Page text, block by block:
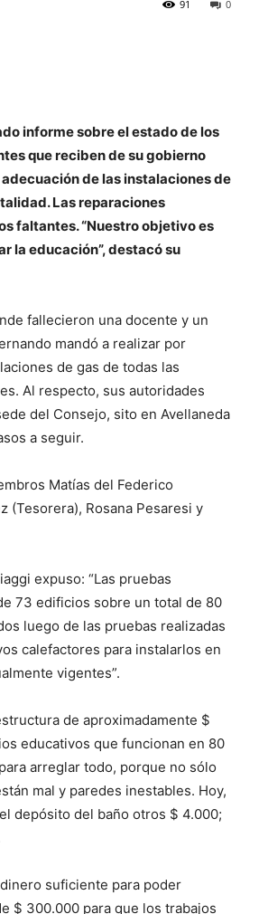
0
91
informe sobre el estado de los
que reciben de su gobierno
de las instalaciones de
Las reparaciones
faltantes. “Nuestro objetivo es
la educación”, destacó su
fallecieron una docente y un
mandó a realizar por
de gas de todas las
Al respecto, sus autoridades
del Consejo, sito en Avellaneda
a seguir.
Matías del Federico
(Tesorera), Rosana Pesaresi y
expuso: “Las pruebas
73 edificios sobre un total de 80
luego de las pruebas realizadas
calefactores para instalarlos en
vigentes”.
de aproximadamente $
educativos que funcionan en 80
arreglar todo, porque no sólo
mal y paredes inestables. Hoy,
depósito del baño otros $ 4.000;
suficiente para poder
$ 300.000 para que los trabajos